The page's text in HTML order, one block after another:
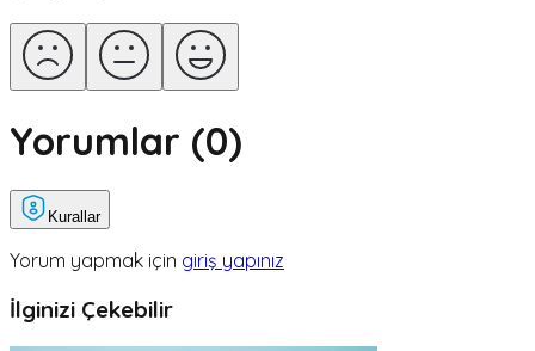
Yorumlar (0)
Kurallar
Yorum yapmak için giriş yapınız
İlginizi Çekebilir